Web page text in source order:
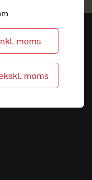
moms
moms